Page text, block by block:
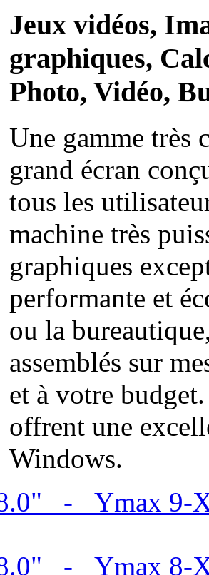
Jeux vidéos,
graphiques,
Photo, Vidéo,
Une gamme très
grand écran
tous les
machine très
graphiques
performante et
ou la
assemblés sur
et à votre
offrent une
Windows.
- Ymax 9-
- Ymax 8-